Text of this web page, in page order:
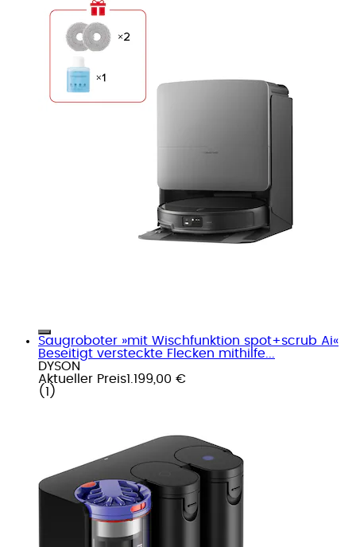
Saugroboter »mit Wischfunktion spot+scrub Ai«
Beseitigt versteckte Flecken mithilfe...
DYSON
Aktueller Preis1.199,00 €
( 1 )